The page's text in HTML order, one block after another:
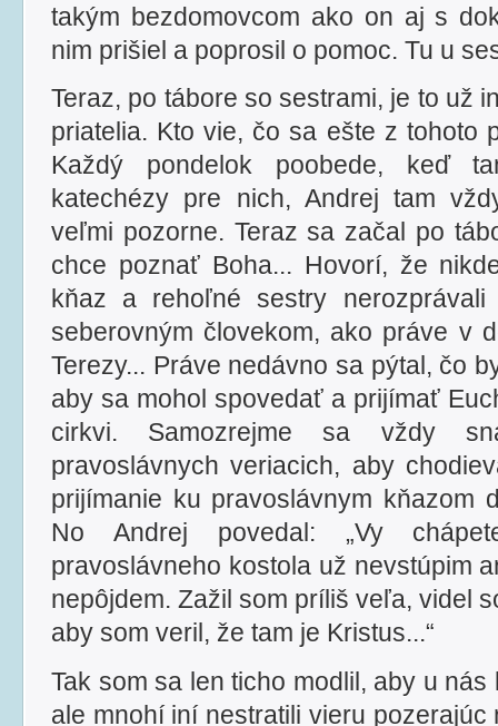
takým bezdomovcom ako on aj s
nim prišiel a poprosil o pomoc. Tu u
Teraz, po tábore so sestrami, je to už
priatelia. Kto vie, čo sa ešte z tohoto
Každý pondelok poobede, keď
katechézy pre nich, Andrej tam
veľmi pozorne. Teraz sa začal po
chce poznať Boha... Hovorí, že
kňaz a rehoľné sestry
seberovným človekom, ako práve v
Terezy... Práve nedávno sa pýtal, čo
aby sa mohol spovedať a prijímať
cirkvi. Samozrejme sa vždy
pravoslávnych veriacich, aby
prijímanie ku pravoslávnym kňazom
No Andrej povedal: „Vy
pravoslávneho kostola už nevstúpim
nepôjdem. Zažil som príliš veľa, videl
aby som veril, že tam je Kristus...“
Tak som sa len ticho modlil, aby u
ale mnohí iní nestratili vieru pozerajúc